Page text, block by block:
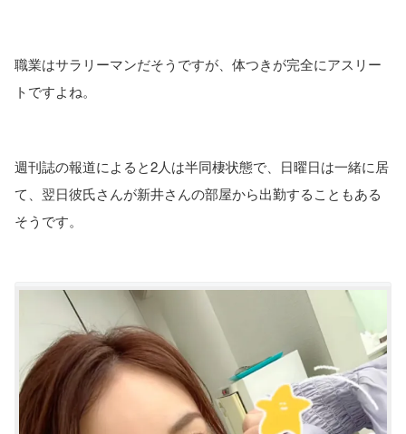
職業はサラリーマンだそうですが、体つきが完全にアスリー
トですよね。
週刊誌の報道によると2人は半同棲状態で、日曜日は一緒に居
て、翌日彼氏さんが新井さんの部屋から出勤することもある
そうです。